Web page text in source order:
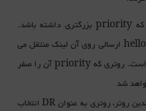
روتری به عنوان DR انتخاب می گردد که priority بزرگتری داشته باشد.
مقدار priority روتر در هر لینک، در hello ارسالی روی آن لینک منتقل می
گردد. مقدار priority بین 1 تا 255 است. روتری که priority آن را صفر
در صورت یکسان بود priority بین چندین روتر، روتری به عنوان DR انتخاب